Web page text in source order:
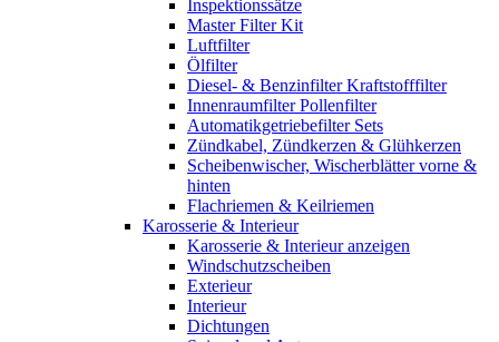
Inspektionssätze
Master Filter Kit
Luftfilter
Ölfilter
Diesel- & Benzinfilter Kraftstofffilter
Innenraumfilter Pollenfilter
Automatikgetriebefilter Sets
Zündkabel, Zündkerzen & Glühkerzen
Scheibenwischer, Wischerblätter vorne &
hinten
Flachriemen & Keilriemen
Karosserie & Interieur
Karosserie & Interieur anzeigen
Windschutzscheiben
Exterieur
Interieur
Dichtungen